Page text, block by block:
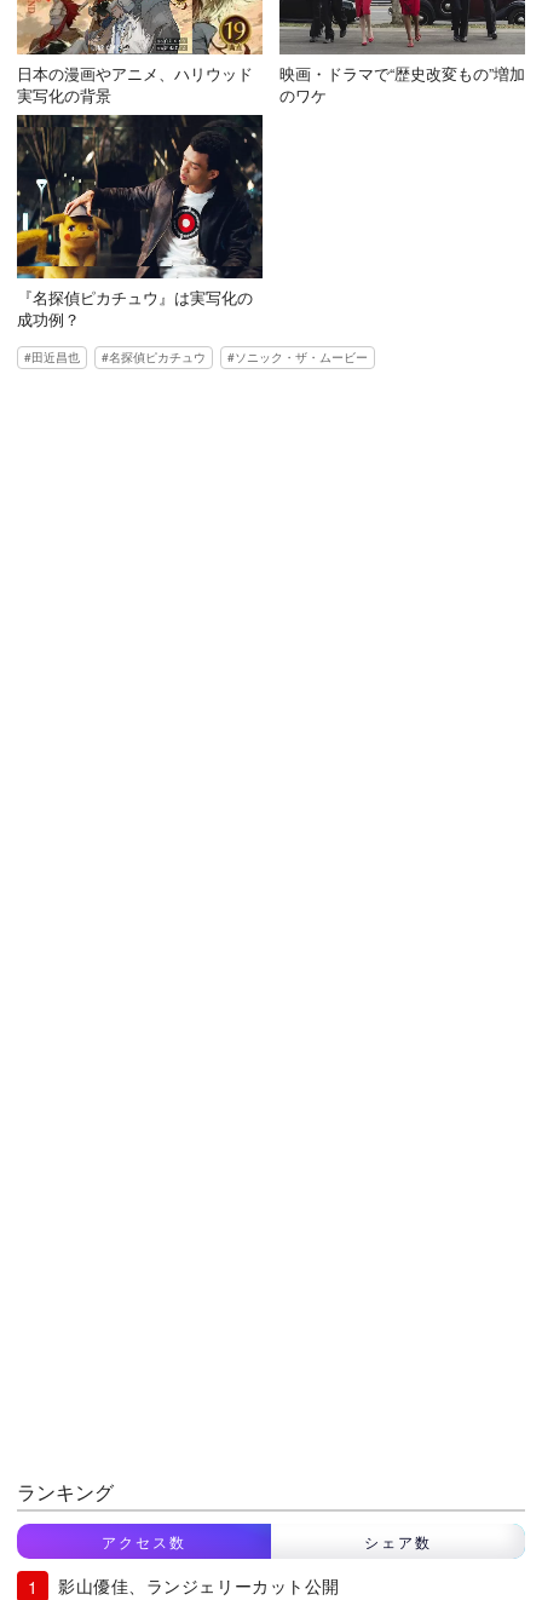
日本の漫画やアニメ、ハリウッド
実写化の背景
映画・ドラマで“歴史改変もの”増加
のワケ
『名探偵ピカチュウ』は実写化の
成功例？
田近昌也 名探偵ピカチュウ ソニック・ザ・ムービー
ランキング
アクセス数 シェア数
影山優佳、ランジェリーカット公開